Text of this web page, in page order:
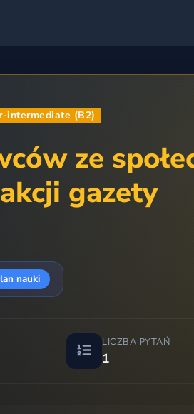
intermediate (B2)
ze
gazety
nauki
LICZBA PYTAŃ
1